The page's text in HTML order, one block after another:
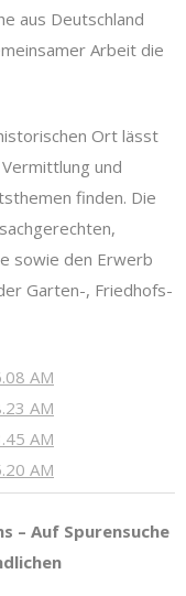
aus Deutschland
Arbeit die
Ort lässt
und
finden. Die
sowie den Erwerb
Garten-, Friedhofs-
– Auf Spurensuche